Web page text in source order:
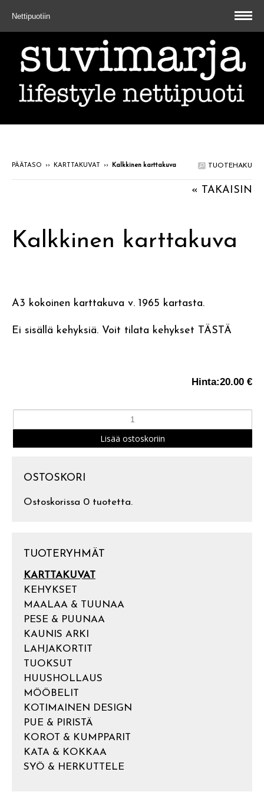
Nettipuotiin
TUOTEHAKU
PÄÄTASO ›› KARTTAKUVAT ›› Kalkkinen karttakuva
« TAKAISIN
Kalkkinen karttakuva
A3 kokoinen karttakuva v. 1965 kartasta.
Ei sisällä kehyksiä. Voit tilata kehykset TÄSTÄ
Hinta:20.00 €
OSTOSKORI
Ostoskorissa 0 tuotetta.
TUOTERYHMÄT
KARTTAKUVAT
KEHYKSET
MAALAA & TUUNAA
PESE & PUUNAA
KAUNIS ARKI
LAHJAKORTIT
TUOKSUT
HUUSHOLLAUS
MÖÖBELIT
KOTIMAINEN DESIGN
PUE & PIRISTÄ
KOROT & KUMPPARIT
KATA & KOKKAA
SYÖ & HERKUTTELE